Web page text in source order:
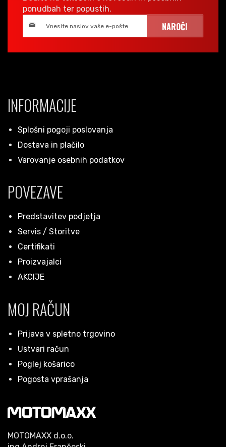
ponudbah ter popustih.
NAROČI
INFORMACIJE
Splošni pogoji poslovanja
Dostava in plačilo
Varovanje osebnih podatkov
POVEZAVE
Predstavitev podjetja
Servis / Storitve
Certifikati
Proizvajalci
AKCIJE
MOJ RAČUN
Prijava v spletno trgovino
Ustvari račun
Poglej košarico
Pogosta vprašanja
MOTOMAXX d.o.o.